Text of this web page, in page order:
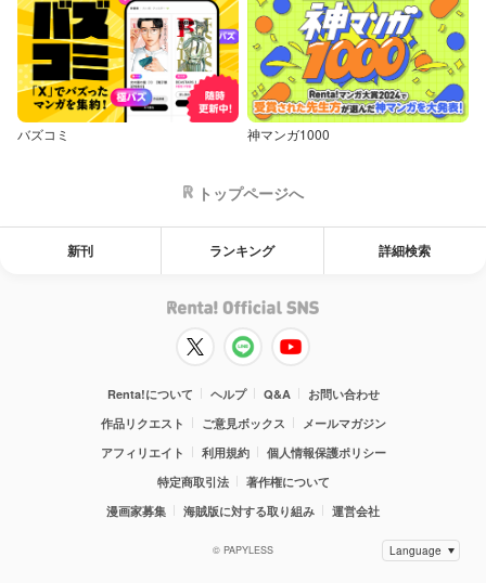
バズコミ 神マンガ1000
トップページへ
新刊 ランキング 詳細検索
Renta!について ヘルプ Q&A
お問い合わせ
作品リクエスト
ご意見ボックス
メールマガジン
アフィリエイト
利用規約
個人情報保護ポリシー
特定商取引法
著作権について
漫画家募集
海賊版に対する取り組み 運営会社
© PAPYLESS